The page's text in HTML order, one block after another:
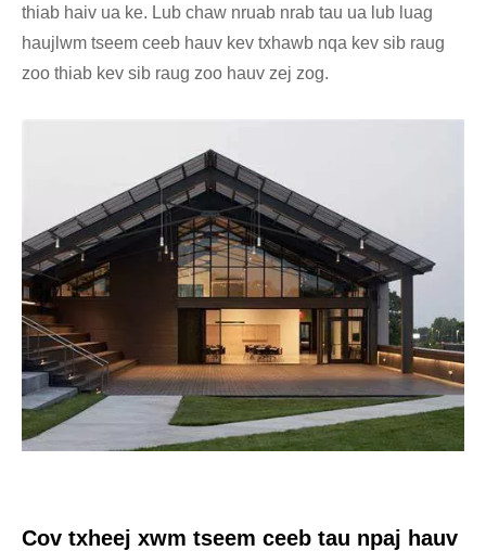
thiab haiv ua ke. Lub chaw nruab nrab tau ua lub luag
haujlwm tseem ceeb hauv kev txhawb nqa kev sib raug
zoo thiab kev sib raug zoo hauv zej zog.
Cov txheej xwm tseem ceeb tau npaj hauv